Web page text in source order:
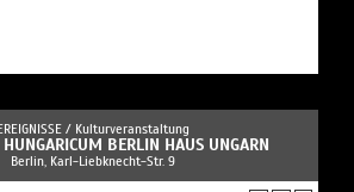
/ Kulturveranstaltung
BERLIN HAUS UNGARN
Berlin, Karl-Liebknecht-Str. 9